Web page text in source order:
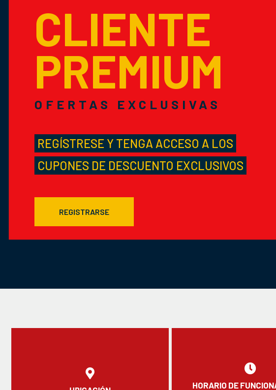
CLIENTE
PREMIUM
OFERTAS EXCLUSIVAS
REGÍSTRESE Y TENGA ACCESO A LOS
CUPONES DE DESCUENTO EXCLUSIVOS
REGISTRARSE
HORARIO DE